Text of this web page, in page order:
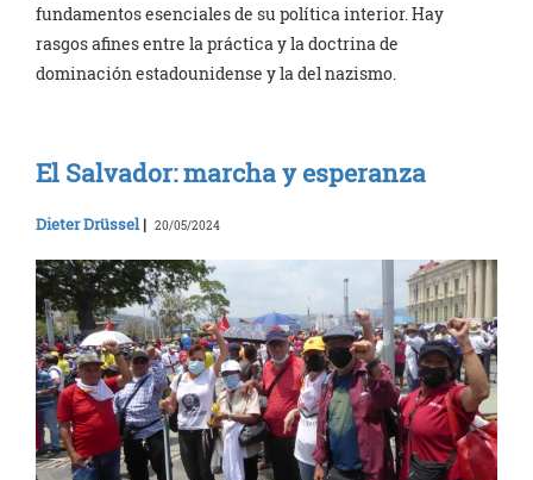
fundamentos esenciales de su política interior. Hay
rasgos afines entre la práctica y la doctrina de
dominación estadounidense y la del nazismo.
El Salvador: marcha y esperanza
Dieter Drüssel| 20/05/2024